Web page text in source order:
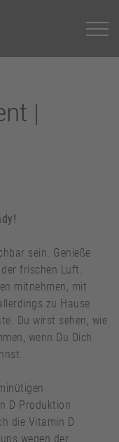
|
sein. Genieße
frischen Luft.
mitnehmen, mit
zu Hause
Du wirst sehen, wie
wenn Du Dich
D Produktion
die Vitamin D
wegen der